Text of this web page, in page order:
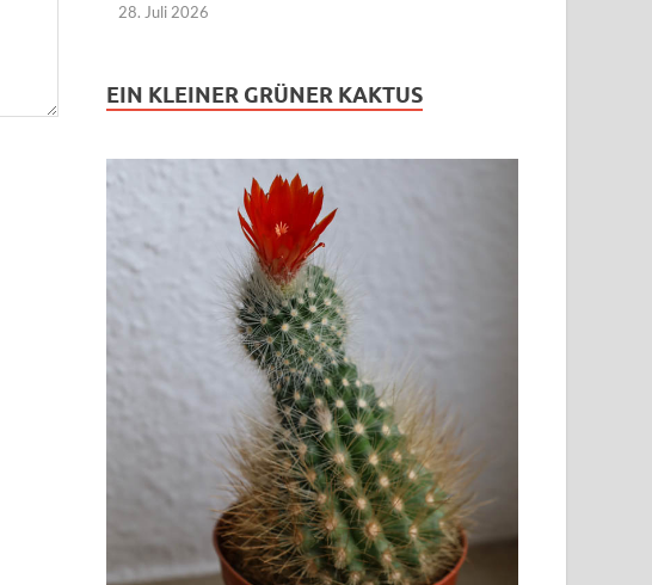
28. Juli 2026
EIN KLEINER GRÜNER KAKTUS